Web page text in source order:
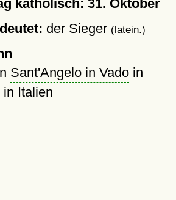
katholisch: 31. Oktober
der Sieger (latein.)
Sant'Angelo in Vadoin
in Italien